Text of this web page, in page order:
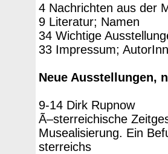
4 Nachrichten aus der
9 Literatur; Namen
34 Wichtige
33 Impressum;
Neue Ausstellungen,
9-14 Dirk Rupnow
Ã–sterreichische
Musealisierung. Ein
sterreichs